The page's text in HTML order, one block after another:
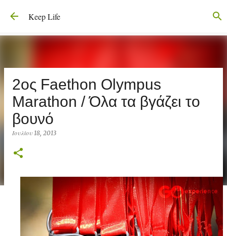
Μετάβαση στο κύριο περιεχόμενο
Keep Life
2ος Faethon Olympus
Marathon / Όλα τα βγάζει το
βουνό
Ιουλίου 18, 2013